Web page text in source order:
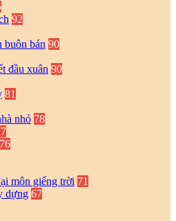
92
buôn bán 90
đầu xuân 90
81
nhỏ 78
76
môn giếng trời 71
dựng 67